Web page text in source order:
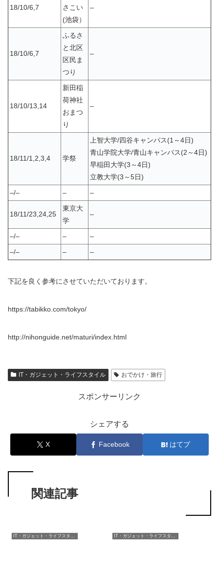
18/10/6,7
さこい
(池袋）
–
18/10/6,7
ふるさ
と北区
区民ま
つり
–
18/10/13,14
新田稲
荷神社
おまつ
り
–
18/11/1,2,3,4 学祭
上智大学/四谷キャンパス(1～4日)
青山学院大学/青山キャンパス(2～4日)
早稲田大学(3～4日)
立教大学(3～5日)
–/–
– –
18/11/23,24,25
東京大
学
–
–/– –
–
–/–
– –
下記を良く参考にさせていただいております。
https://tabikko.com/tokyo/
http://nihonguide.net/maturi/index.html
IT・ガジェット・ライフスタイル おでかけ・旅行
スポンサーリンク
シェアする
X Facebook はてブ
関連記事
IT・ガジェット・ライフスタイル IT・ガジェット・ライフスタイル